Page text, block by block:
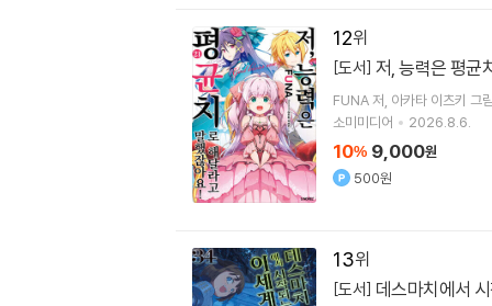
12
[도서] 저, 능력은 평균
FUNA저 아카타 이츠키 그
소미미디어
2026.8.6.
10% 9,000원
500원
13
[도서] 데스마치에서